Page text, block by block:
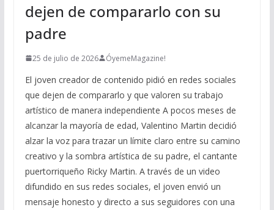
dejen de compararlo con su
padre
25 de julio de 2026 ÓyemeMagazine!
El joven creador de contenido pidió en redes sociales
que dejen de compararlo y que valoren su trabajo
artístico de manera independiente A pocos meses de
alcanzar la mayoría de edad, Valentino Martin decidió
alzar la voz para trazar un límite claro entre su camino
creativo y la sombra artística de su padre, el cantante
puertorriqueño Ricky Martin. A través de un video
difundido en sus redes sociales, el joven envió un
mensaje honesto y directo a sus seguidores con una